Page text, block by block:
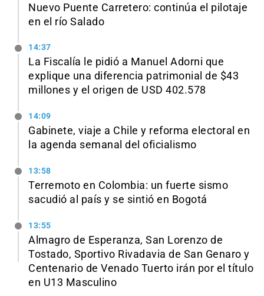
Nuevo Puente Carretero: continúa el pilotaje
en el río Salado
14:37
La Fiscalía le pidió a Manuel Adorni que
explique una diferencia patrimonial de $43
millones y el origen de USD 402.578
14:09
Gabinete, viaje a Chile y reforma electoral en
la agenda semanal del oficialismo
13:58
Terremoto en Colombia: un fuerte sismo
sacudió al país y se sintió en Bogotá
13:55
Almagro de Esperanza, San Lorenzo de
Tostado, Sportivo Rivadavia de San Genaro y
Centenario de Venado Tuerto irán por el título
en U13 Masculino